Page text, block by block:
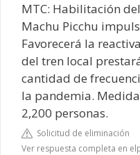
MTC: Habilitación
Machu Picchu
Favorecerá la
del tren local
cantidad de
la pandemia.
2,200 personas.
Solicitud de eliminación
Ver respuesta completa en